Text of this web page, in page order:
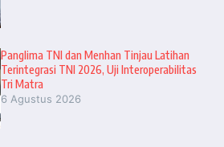
Panglima TNI dan Menhan Tinjau Latihan
Terintegrasi TNI 2026, Uji Interoperabilitas
Tri Matra
6 Agustus 2026